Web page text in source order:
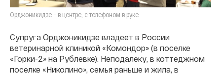
Орджоникидзе – в центре, с телефоном в руке
Супруга Орджоникидзе владеет в России
ветеринарной клиникой «Комондор» (в поселке
«Горки-2» на Рублевке). Неподалеку, в коттеджном
поселке «Николино», семья раньше и жила, в